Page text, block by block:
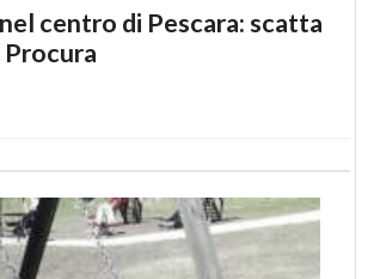
centro di Pescara: scatta